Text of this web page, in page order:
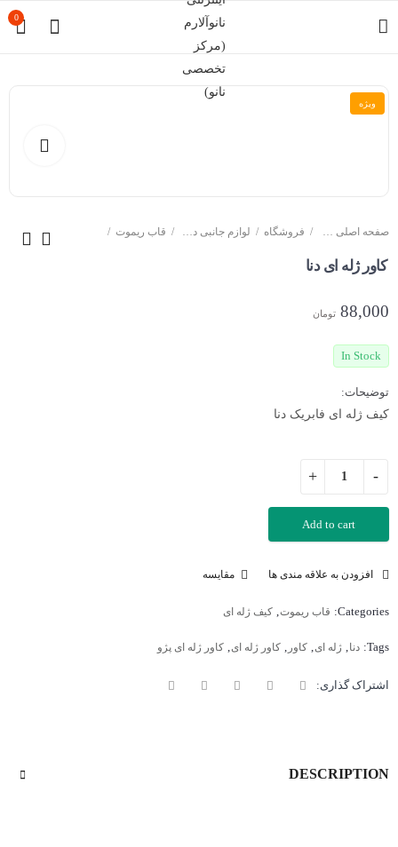
0
ویژه
صفحه اصلی سایت فروشگاه لوازم جانبی دزدگیر خودرو قاب ریموت
کاور ژله ای دنا
88,000 تومان
In Stock
توضیحات:
کیف ژله ای فابریک دنا
Add to cart
افزودن به علاقه مندی ها مقایسه
Categories: قاب ریموت کیف ژله ای
Tags: دنا ژله ای کاور کاور ژله ای کاور ژله ای پژو
اشتراک گذاری:
DESCRIPTION